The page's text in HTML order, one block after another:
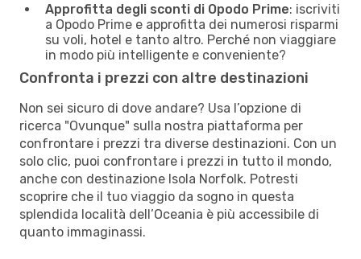
Approfitta degli sconti di Opodo Prime: iscriviti
a Opodo Prime e approfitta dei numerosi risparmi
su voli, hotel e tanto altro. Perché non viaggiare
in modo più intelligente e conveniente?
Confronta i prezzi con altre destinazioni
Non sei sicuro di dove andare? Usa l’opzione di
ricerca "Ovunque" sulla nostra piattaforma per
confrontare i prezzi tra diverse destinazioni. Con un
solo clic, puoi confrontare i prezzi in tutto il mondo,
anche con destinazione Isola Norfolk. Potresti
scoprire che il tuo viaggio da sogno in questa
splendida località dell’Oceania è più accessibile di
quanto immaginassi.